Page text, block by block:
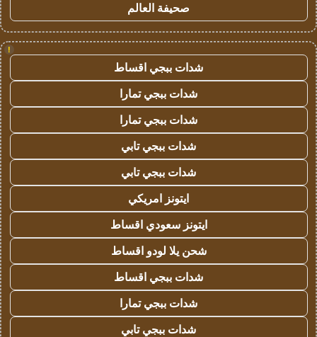
صحيفة العالم
!
شدات ببجي اقساط
شدات ببجي تمارا
شدات ببجي تمارا
شدات ببجي تابي
شدات ببجي تابي
ايتونز امريكي
ايتونز سعودي اقساط
شحن يلا لودو اقساط
شدات ببجي اقساط
شدات ببجي تمارا
شدات ببجي تابي